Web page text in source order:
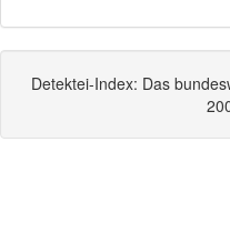
Detektei-Index: Das